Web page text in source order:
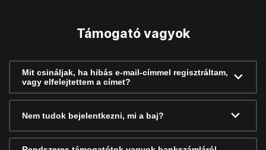
Támogató vagyok
Mit csináljak, ha hibás e-mail-címmel regisztráltam,
vagy elfelejtettem a címet?
Nem tudok bejelentkezni, mi a baj?